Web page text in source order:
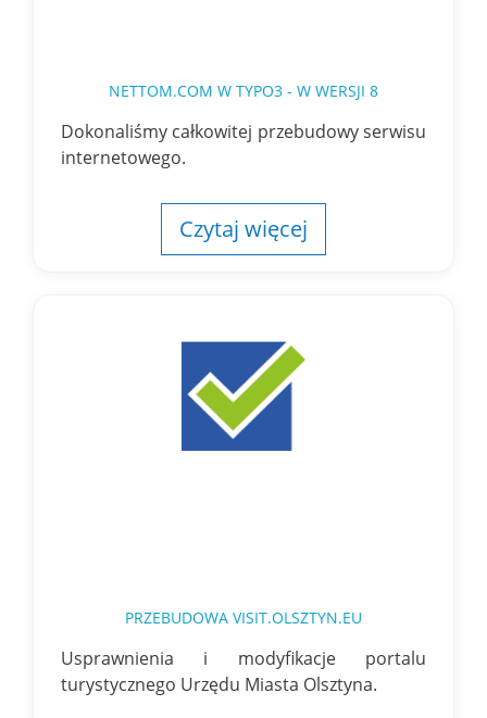
NETTOM.COM W TYPO3 - W WERSJI 8
Dokonaliśmy całkowitej przebudowy serwisu
internetowego.
Czytaj więcej
PRZEBUDOWA VISIT.OLSZTYN.EU
Usprawnienia i modyfikacje portalu
turystycznego Urzędu Miasta Olsztyna.